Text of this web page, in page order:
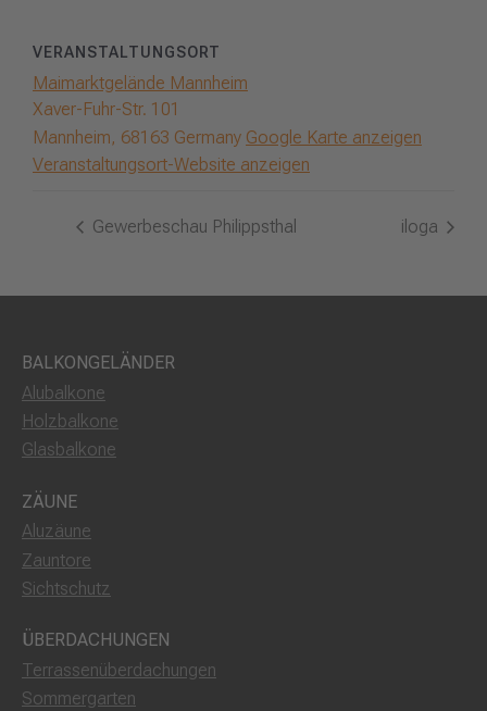
VERANSTALTUNGSORT
Maimarktgelände Mannheim
Xaver-Fuhr-Str. 101
Mannheim, 68163 Germany Google Karte anzeigen
Veranstaltungsort-Website anzeigen
Gewerbeschau Philippsthal iloga
BALKONGELÄNDER
Alubalkone
Holzbalkone
Glasbalkone
ZÄUNE
Aluzäune
Zauntore
Sichtschutz
ÜBERDACHUNGEN
Terrassenüberdachungen
Sommergarten